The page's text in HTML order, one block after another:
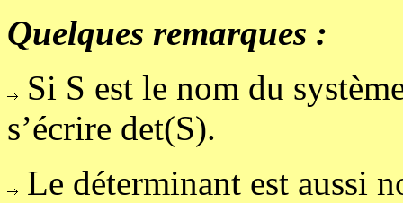
Quelques remarques :
Si S est le nom du
s’écrire det(S).
Le déterminant est aussi